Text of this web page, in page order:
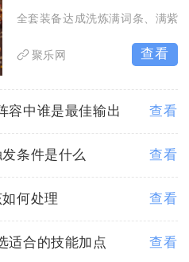
全套装备达成洗炼满词条、满紫
聚乐网 查看
容中谁是最佳输出 查看
条件是什么 查看
何处理 查看
适合的技能加点 查看